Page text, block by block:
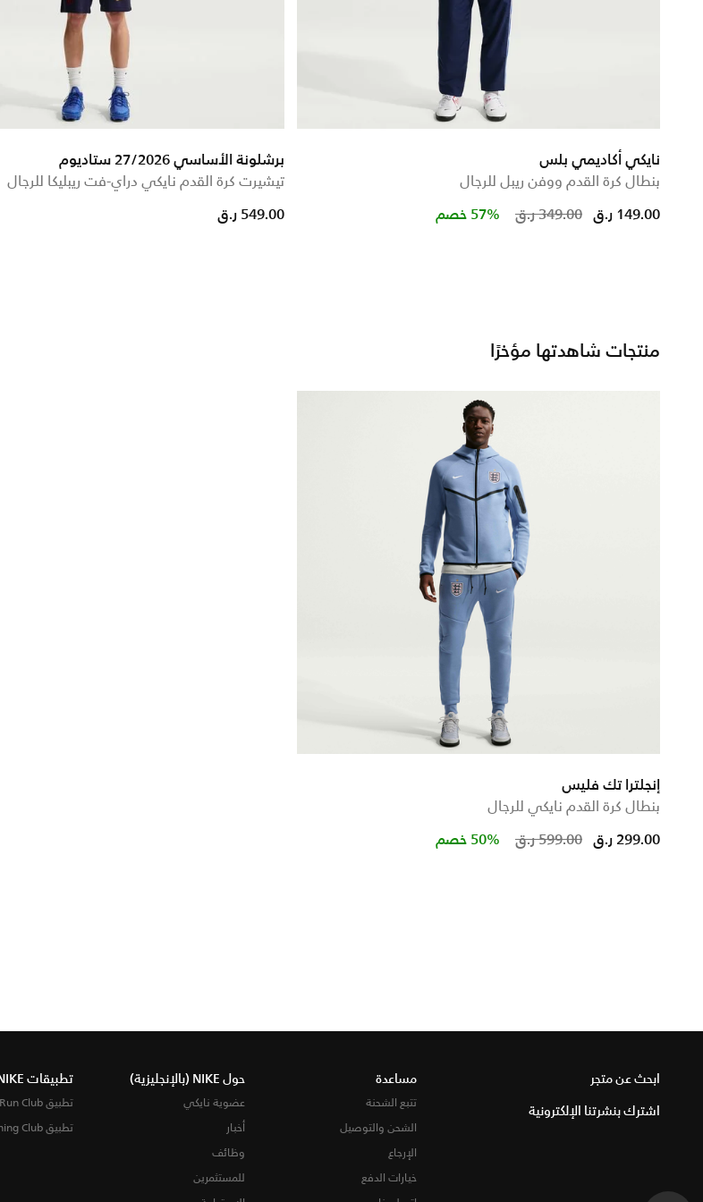
نايكي أكاديمي بلس
بنطال كرة القدم ووفن ريبل للرجال
Price reduced 349.00 ر.ق to
149.00 ر.ق 57% خصم
برشلونة الأساسي 27/2026 ستاديوم
تيشيرت كرة القدم نايكي دراي-فت ريبليكا للرجال
549.00 ر.ق
منتجات شاهدتها مؤخرًا
إنجلترا تك فليس
بنطال كرة القدم نايكي للرجال
Price reduced 599.00 ر.ق to
299.00 ر.ق 50% خصم
ابحث عن متجر
اشترك بنشرتنا الإلكترونية
مساعدة
تتبع الشحنة
الشحن والتوصيل
الإرجاع
خيارات الدفع
حول NIKE (بالإنجليزية)
عضوية نايكي
أخبار
وظائف
للمستثمرين
تطبيقات NIKE
تطبيق Nike Run Club
تطبيق Nike Training Club